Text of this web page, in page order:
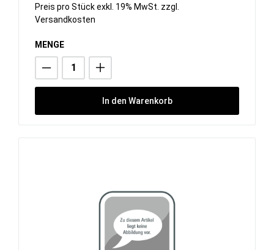
Preis pro Stück exkl. 19% MwSt. zzgl.
Versandkosten
MENGE
In den Warenkorb